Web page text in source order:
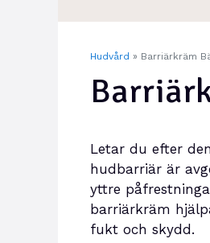
Hudvård » Barriärkräm
Letar du efter
hudbarriär är
yttre
barriärkräm
fukt och skydd.